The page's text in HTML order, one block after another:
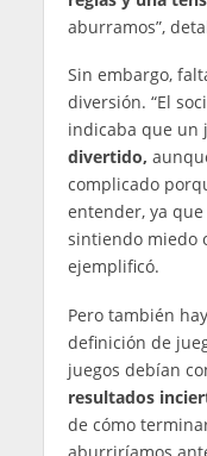
aburramos”,
Sin embargo,
diversión. “El
indicaba que un
divertido,
complicado
entender, ya
sintiendo miedo
ejemplificó.
Pero también
definición de
juegos debían
resultados
de cómo